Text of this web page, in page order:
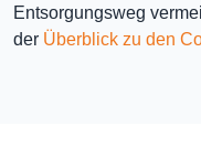
Entsorgungsweg
der Überblick zu den